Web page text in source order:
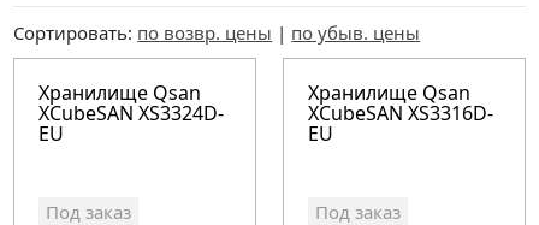
Сортировать: по возвр. цены | по убыв. цены
Хранилище Qsan
XCubeSAN XS3324D-
EU
Под заказ
Хранилище Qsan
XCubeSAN XS3316D-
EU
Под заказ